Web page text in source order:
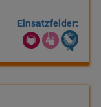
Einsatzfelder: